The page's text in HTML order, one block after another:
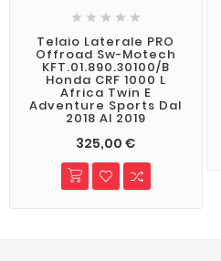
    
Telaio Laterale PRO
Offroad Sw-Motech
KFT.01.890.30100/B
Honda CRF 1000 L
Africa Twin E
Adventure Sports Dal
2018 Al 2019
325,00 €